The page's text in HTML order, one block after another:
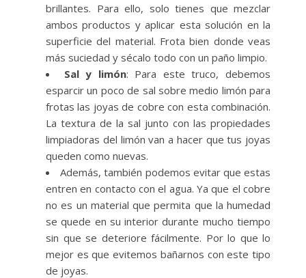
brillantes. Para ello, solo tienes que mezclar
ambos productos y aplicar esta solución en la
superficie del material. Frota bien donde veas
más suciedad y sécalo todo con un paño limpio.
Sal y limón: Para este truco, debemos
esparcir un poco de sal sobre medio limón para
frotas las joyas de cobre con esta combinación.
La textura de la sal junto con las propiedades
limpiadoras del limón van a hacer que tus joyas
queden como nuevas.
Además, también podemos evitar que estas
entren en contacto con el agua. Ya que el cobre
no es un material que permita que la humedad
se quede en su interior durante mucho tiempo
sin que se deteriore fácilmente. Por lo que lo
mejor es que evitemos bañarnos con este tipo
de joyas.